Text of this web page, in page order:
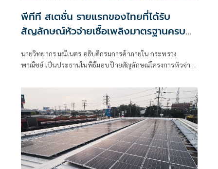
พีทีที สเตชั่น รายแรกของไทยที่ได้รับ
สัญลักษณ์หัวจ่ายเชื้อเพลิงมาตรฐานครบ
หัวจ่ายเชื้อเพลิงมาตรฐานระดับสีทองมาก
นายวิทยากร มณีเนตร อธิบดีกรมการค้าภายใน กระทรวง
พาณิชย์ เป็นประธานในพิธีมอบป้ายสัญลักษณ์โครงการหัวจ่าย
กรุงเทพฯ โดยมี นายทรงพล เทพนำโสมนัสส์ รองประธานเจ้า
หน้าที่บริหารด้านธุรกิจต่างประเทศ บริษัท ปตท. น้ำมันและ
การค้าปลีก จำกัด (มหาชน) หรือ OR เข้าร่วมงาน เพื่อสร้าง
ความมั่นใจให้แก่ผู้บริโภคและยกระดับมาตรฐานสถานีบริการ
น้ำมันของประเทศอย่างต่อเนื่อง สะท้อนความตั้งใจของภาครัฐ
และภาคเอกชนในการทำงานร่วมกันตามแนวทางการดำเนินงาน
ของกรมการค้าภายในในการดูแลความเป็นธรรมทางการค้า